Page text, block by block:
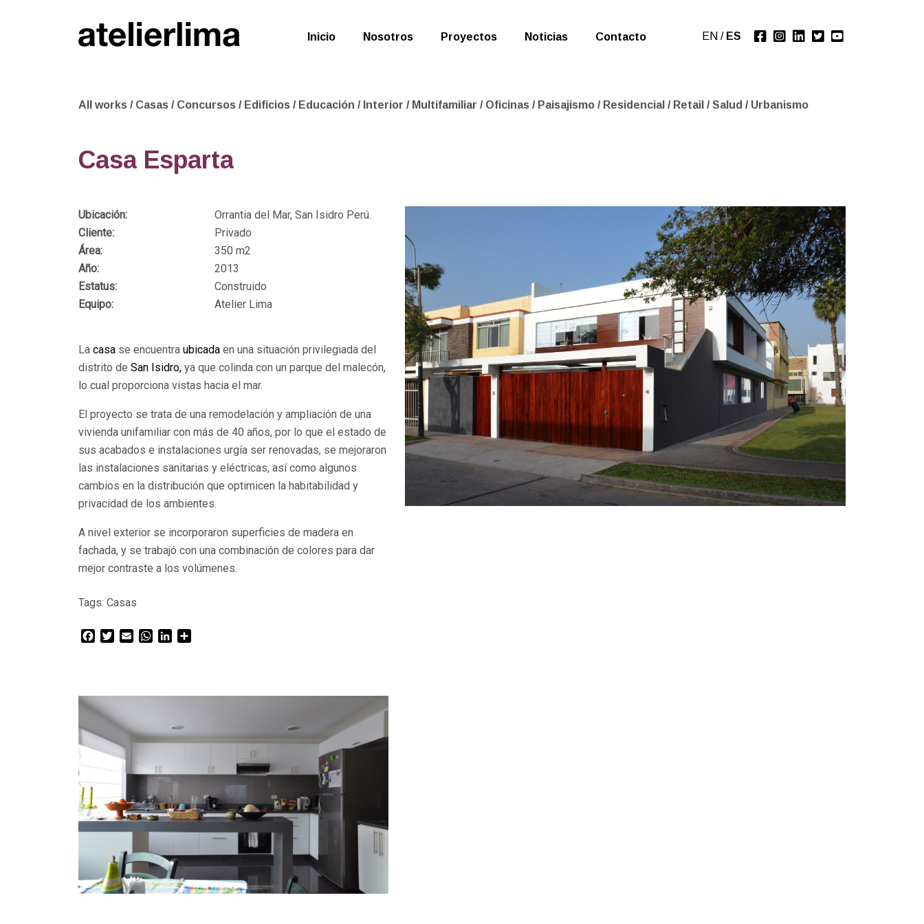
Inicio Nosotros Proyectos Noticias Contacto EN / ES
All works / Casas / Concursos / Edificios / Educación / Interior / Multifamiliar / Oficinas / Paisajismo / Residencial / Retail / Salud / Urbanismo
Casa Esparta
Ubicación:
Orrantia del Mar, San Isidro Perú.
Cliente:
Privado
Área:
350 m2
Año:
2013
Estatus:
Construido
Equipo:
Atelier Lima
La casa se encuentra ubicada en una situación privilegiada del
distrito de San Isidro, ya que colinda con un parque del malecón,
lo cual proporciona vistas hacia el mar.
El proyecto se trata de una remodelación y ampliación de una
vivienda unifamiliar con más de 40 años, por lo que el estado de
sus acabados e instalaciones urgía ser renovadas, se mejoraron
las instalaciones sanitarias y eléctricas, así como algunos
cambios en la distribución que optimicen la habitabilidad y
privacidad de los ambientes.
A nivel exterior se incorporaron superficies de madera en
fachada, y se trabajó con una combinación de colores para dar
mejor contraste a los volúmenes.
Tags: Casas
Facebook
TwitterEmail WhatsApp
LinkedIn